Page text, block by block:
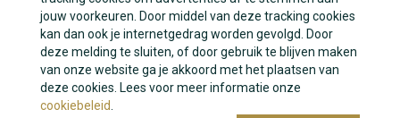
jouw voorkeuren. Door middel van deze tracking cookies
kan dan ook je internetgedrag worden gevolgd. Door
deze melding te sluiten, of door gebruik te blijven maken
van onze website ga je akkoord met het plaatsen van
deze cookies. Lees voor meer informatie onze
cookiebeleid